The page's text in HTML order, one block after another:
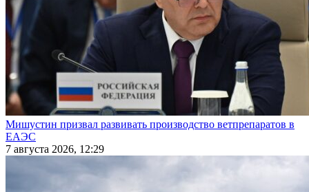
Мишустин призвал развивать производство ветпрепаратов в
ЕАЭС
7 августа 2026, 12:29